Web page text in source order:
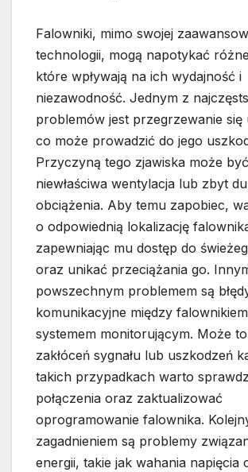
Falowniki, mimo swojej
technologii, mogą napotykać
które wpływają na ich wydajność i
niezawodność. Jednym z
problemów jest przegrzewanie się
co może prowadzić do jego
Przyczyną tego zjawiska może być
niewłaściwa wentylacja lub zbyt
obciążenia. Aby temu zapobiec,
o odpowiednią lokalizację
zapewniając mu dostęp do
oraz unikać przeciążania go.
powszechnym problemem są
komunikacyjne między
systemem monitorującym. Może
zakłóceń sygnału lub uszkodzeń
takich przypadkach warto
połączenia oraz zaktualizować
oprogramowanie falownika.
zagadnieniem są problemy
energii, takie jak wahania napięcia